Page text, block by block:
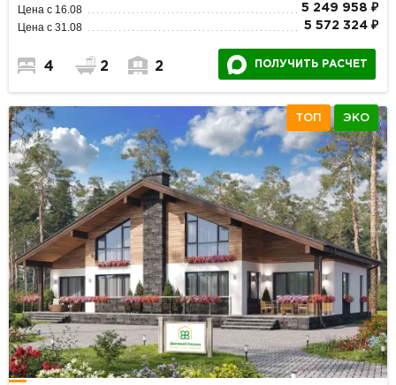
Цена с 16.08 5 249 958 ₽
Цена с 31.08 5 572 324 ₽
4 2 2 ПОЛУЧИТЬ РАСЧЕТ
ТОП ЭКО